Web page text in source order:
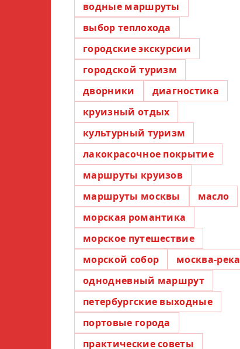
водные маршруты
выбор теплохода
городские экскурсии
городской туризм
дворники
диагностика
круизный отдых
культурный туризм
лакокрасочное покрытие
маршруты круизов
маршруты москвы
масло
морская романтика
морское путешествие
морской собор
москва-река
однодневный маршрут
петербургские выходные
портовые города
практические советы